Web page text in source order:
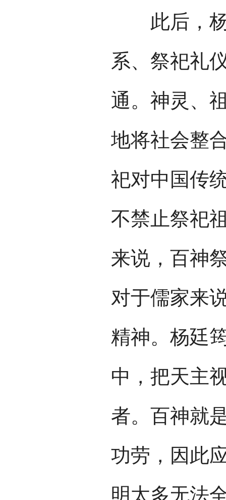
此后，杨
系、祭祀礼
通。神灵、
地将社会整
祀对中国传
不禁止祭祀
来说，百神
对于儒家来
精神。杨廷
中，把天主
者。百神就
功劳，因此
明太多无法